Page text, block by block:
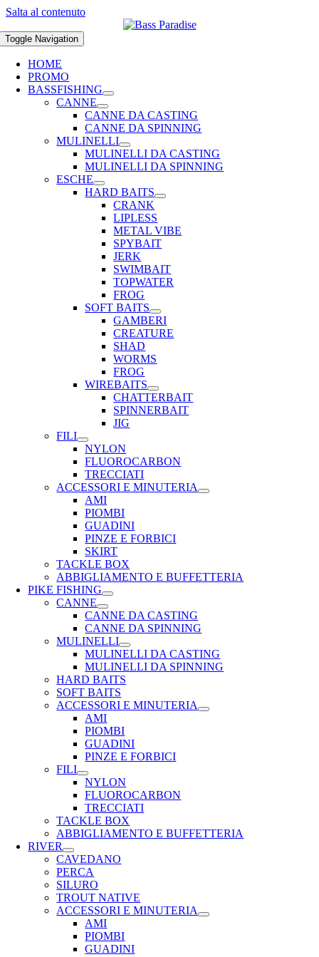
Salta al contenuto
Toggle Navigation
HOME
PROMO
BASSFISHING
CANNE
CANNE DA CASTING
CANNE DA SPINNING
MULINELLI
MULINELLI DA CASTING
MULINELLI DA SPINNING
ESCHE
HARD BAITS
CRANK
LIPLESS
METAL VIBE
SPYBAIT
JERK
SWIMBAIT
TOPWATER
FROG
SOFT BAITS
GAMBERI
CREATURE
SHAD
WORMS
FROG
WIREBAITS
CHATTERBAIT
SPINNERBAIT
JIG
FILI
NYLON
FLUOROCARBON
TRECCIATI
ACCESSORI E MINUTERIA
AMI
PIOMBI
GUADINI
PINZE E FORBICI
SKIRT
TACKLE BOX
ABBIGLIAMENTO E BUFFETTERIA
PIKE FISHING
CANNE
CANNE DA CASTING
CANNE DA SPINNING
MULINELLI
MULINELLI DA CASTING
MULINELLI DA SPINNING
HARD BAITS
SOFT BAITS
ACCESSORI E MINUTERIA
AMI
PIOMBI
GUADINI
PINZE E FORBICI
FILI
NYLON
FLUOROCARBON
TRECCIATI
TACKLE BOX
ABBIGLIAMENTO E BUFFETTERIA
RIVER
CAVEDANO
PERCA
SILURO
TROUT NATIVE
ACCESSORI E MINUTERIA
AMI
PIOMBI
GUADINI